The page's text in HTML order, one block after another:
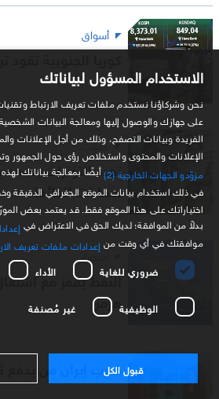
أسواق
كوريا الجنوبية
عملات
تجدد التوترات يصعد
حسابات الفائدة
اقتصاد
النفط يقفز مع
هرمز
ضرب إيران من يدفع
الاستخدام المسؤول لبياناتك
نحن وشركاؤنا نستخدم ملفات تعريف الارتباط
الفريدة وبيانات التصفح، وذلك من أجل الإعلانات
الإعلانات والمحتوى واستخلاص رؤى حول الجمهور
مزوّدو الجهات الخارجية (2)
أيضًا بمعالجة بياناتك
في ذلك استخدام بيانات الموقع الجغرافي الدقيقة
اختياراتك على هذا الموقع فقط. قد يعتمد بعض
بدلاً من الموافقة؛ لديك الحق في الاعتراض في
موافقتك في أي وقت من إعدادات ملفات تعريف
ضروري للغاية
الأداء
الوظيفية غير مُصنفة
قبول الكل